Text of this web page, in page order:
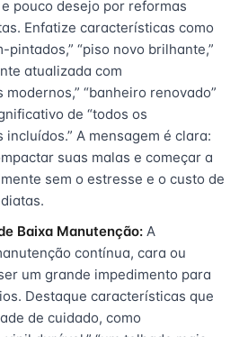
pouco desejo por reformas
Enfatize características como
pintados,” “piso novo brilhante,”
atualizada com
“banheiro renovado”
de “todos os
A mensagem é clara:
suas malas e começar a
sem o estresse e o custo de
Baixa Manutenção: A
contínua, cara ou
um grande impedimento para
Destaque características que
de cuidado, como